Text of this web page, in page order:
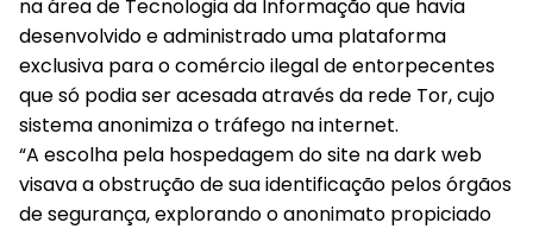
na área de Tecnologia da Informação que havia
desenvolvido e administrado uma plataforma
exclusiva para o comércio ilegal de entorpecentes
que só podia ser acesada através da rede Tor, cujo
sistema anonimiza o tráfego na internet.
“A escolha pela hospedagem do site na dark web
visava a obstrução de sua identificação pelos órgãos
de segurança, explorando o anonimato propiciado